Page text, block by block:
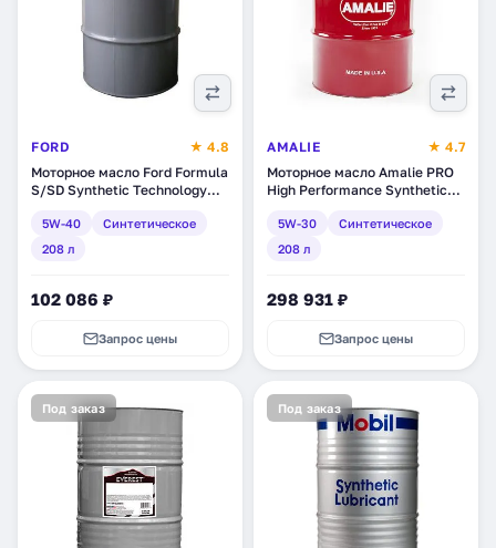
FORD
★ 4.8
Моторное масло Ford Formula
S/SD Synthetic Technology
синтетическое, 208 л
(14E9CE)
5W-40
Синтетическое
208 л
102 086 ₽
Запрос цены
AMALIE
★ 4.7
Моторное масло Amalie PRO
High Performance Synthetic
(160-75663-05)
5W-30
Синтетическое
208 л
298 931 ₽
Запрос цены
Под заказ Под заказ